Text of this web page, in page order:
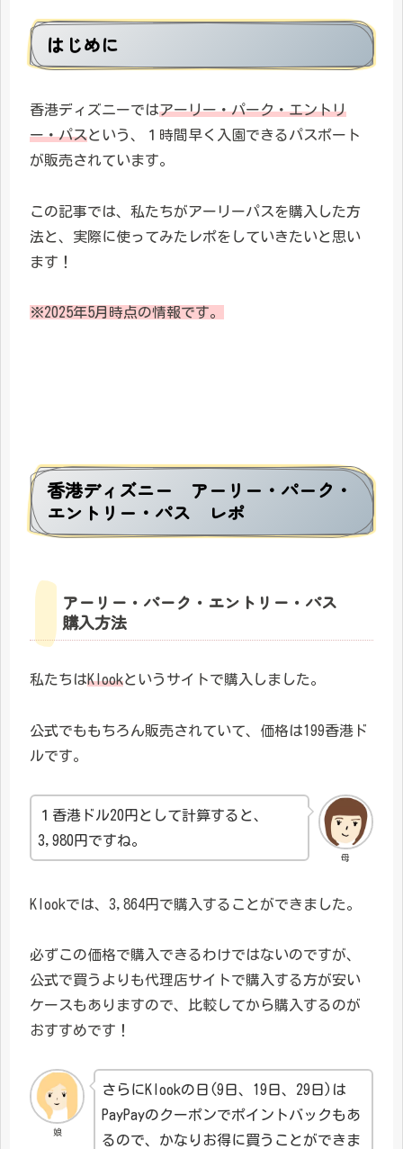
はじめに
香港ディズニーではアーリー・パーク・エントリ
ー・パスという、１時間早く入園できるパスポート
が販売されています。
この記事では、私たちがアーリーパスを購入した方
法と、実際に使ってみたレポをしていきたいと思い
ます！
※2025年5月時点の情報です。
香港ディズニー アーリー・パーク・
エントリー・パス レポ
アーリー・パーク・エントリー・パス
購入方法
私たちはKlookというサイトで購入しました。
公式でももちろん販売されていて、価格は199香港ド
ルです。
母
１香港ドル20円として計算すると、
3,980円ですね。
Klookでは、3,864円で購入することができました。
必ずこの価格で購入できるわけではないのですが、
公式で買うよりも代理店サイトで購入する方が安い
ケースもありますので、比較してから購入するのが
おすすめです！
娘
さらにKlookの日(9日、19日、29日)は
PayPayのクーポンでポイントバックもあ
るので、かなりお得に買うことができま